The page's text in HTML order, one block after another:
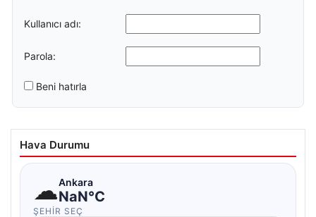
Kullanıcı adı:
Parola:
Beni hatırla
Hava Durumu
☁Ankara
NaN°C
ŞEHIR SEÇ